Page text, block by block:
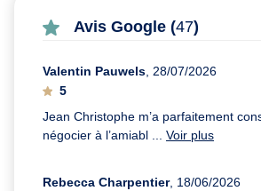
Avis Google (47)
Valentin Pauwels, 28/07/2026
5
Jean Christophe m’a parfaitement
négocier à l’amiabl ... Voir plus
Rebecca Charpentier, 18/06/2026